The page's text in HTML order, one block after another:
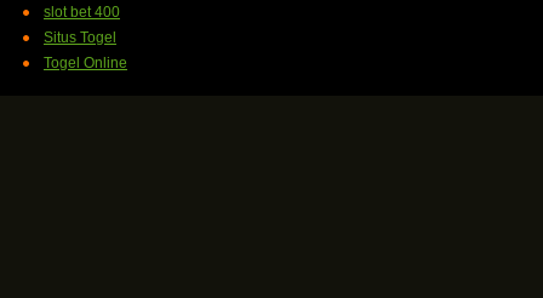
slot bet 400
Situs Togel
Togel Online